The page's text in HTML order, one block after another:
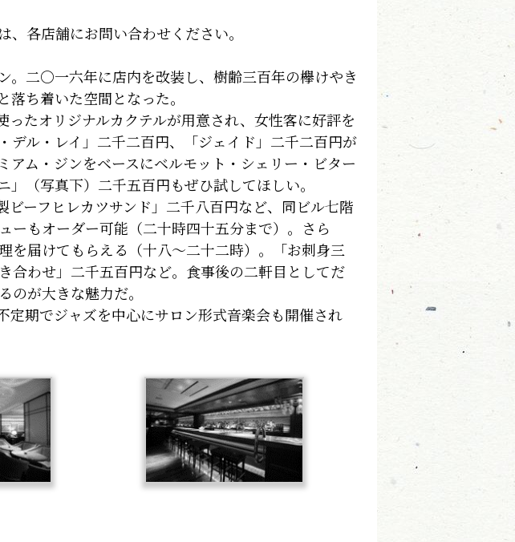
各店舗にお問い合わせください。
二〇一六年に店内を改装し、樹齢三百年の欅けやき
ち着いた空間となった。
たオリジナルカクテルが用意され、女性客に好評を
ル・レイ」二千二百円、「ジェイド」二千二百円が
ム・ジンをベースにベルモット・シェリー・ビター
（写真下）二千五百円もぜひ試してほしい。
ーフヒレカツサンド」二千八百円など、同ビル七階
ーもオーダー可能（二十時四十五分まで）。さら
を届けてもらえる（十八～二十二時）。「お刺身三
合わせ」二千五百円など。食事後の二軒目としてだ
が大きな魅力だ。
期でジャズを中心にサロン形式音楽会も開催され